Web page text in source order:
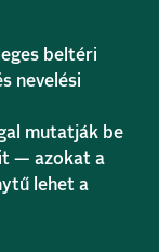
beltéri
nevelési
mutatják be
— azokat a
lehet a